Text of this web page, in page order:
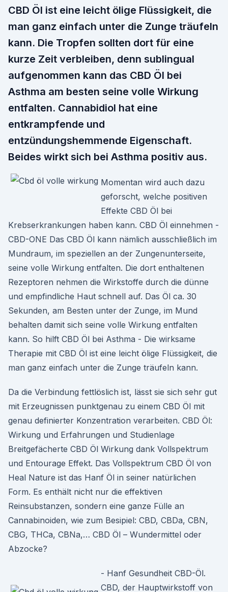
CBD Öl ist eine leicht ölige Flüssigkeit, die
man ganz einfach unter die Zunge träufeln
kann. Die Tropfen sollten dort für eine
kurze Zeit verbleiben, denn sublingual
aufgenommen kann das CBD Öl bei
Asthma am besten seine volle Wirkung
entfalten. Cannabidiol hat eine
entkrampfende und
entzündungshemmende Eigenschaft.
Beides wirkt sich bei Asthma positiv aus.
Momentan wird auch dazu
geforscht, welche positiven
Effekte CBD Öl bei
Krebserkrankungen haben kann. CBD Öl einnehmen -
CBD-ONE Das CBD Öl kann nämlich ausschließlich im
Mundraum, im speziellen an der Zungenunterseite,
seine volle Wirkung entfalten. Die dort enthaltenen
Rezeptoren nehmen die Wirkstoffe durch die dünne
und empfindliche Haut schnell auf. Das Öl ca. 30
Sekunden, am Besten unter der Zunge, im Mund
behalten damit sich seine volle Wirkung entfalten
kann. So hilft CBD Öl bei Asthma - Die wirksame
Therapie mit CBD Öl ist eine leicht ölige Flüssigkeit, die
man ganz einfach unter die Zunge träufeln kann.
Da die Verbindung fettlöslich ist, lässt sie sich sehr gut
mit Erzeugnissen punktgenau zu einem CBD Öl mit
genau definierter Konzentration verarbeiten. CBD Öl:
Wirkung und Erfahrungen und Studienlage
Breitgefächerte CBD Öl Wirkung dank Vollspektrum
und Entourage Effekt. Das Vollspektrum CBD Öl von
Heal Nature ist das Hanf Öl in seiner natürlichen
Form. Es enthält nicht nur die effektiven
Reinsubstanzen, sondern eine ganze Fülle an
Cannabinoiden, wie zum Besipiel: CBD, CBDa, CBN,
CBG, THCa, CBNa,… CBD Öl – Wundermittel oder
Abzocke?
- Hanf Gesundheit CBD-Öl.
CBD, der Hauptwirkstoff von